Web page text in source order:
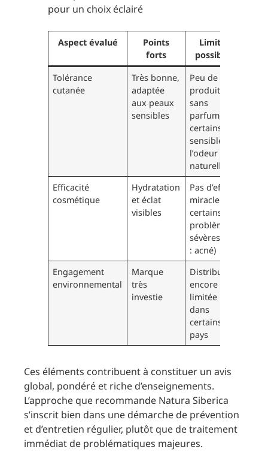
pour un choix éclairé
Aspect évalué
Points
forts
Limites
possibles
Tolérance
cutanée
Très bonne,
adaptée
aux peaux
sensibles
Peu de
produits
sans
parfum,
certains
sensibles à
l’odeur
naturelle
Efficacité
cosmétique
Hydratation
et éclat
visibles
Pas d’effet
miracle sur
certains
problèmes
sévères (ex
: acné)
Engagement
environnemental
Marque
très
investie
Distribution
encore
limitée
dans
certains
pays
Ces éléments contribuent à constituer un avis
global, pondéré et riche d’enseignements.
L’approche que recommande Natura Siberica
s’inscrit bien dans une démarche de prévention
et d’entretien régulier, plutôt que de traitement
immédiat de problématiques majeures.